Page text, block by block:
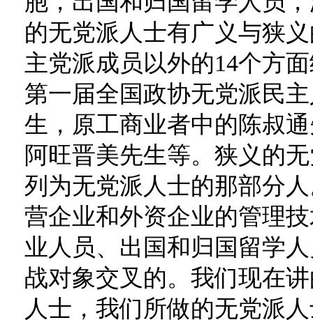
的无党派人士有广义与狭
主党派成员以外的14个方
第一届全国政协无党派民
生，原工商业者中的陈叔
阿旺晋美先生等。狭义的
列为无党派人士的那部分
营企业和外资企业的管理
业人员、出国和归国留学
战对象交叉的。我们现在
人士，我们所做的无党派